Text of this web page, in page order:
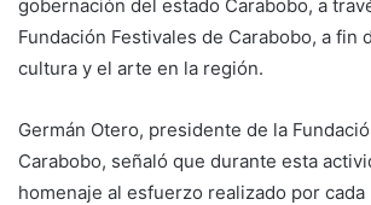
gobernación del estado Carabobo, a
Fundación Festivales de Carabobo, a fin
cultura y el arte en la región.
Germán Otero, presidente de la
Carabobo, señaló que durante esta
homenaje al esfuerzo realizado por